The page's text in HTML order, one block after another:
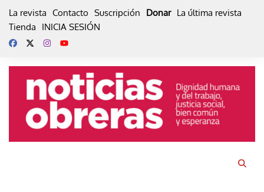
La revista Contacto Suscripción Donar La última revista
Tienda
INICIA SESIÓN